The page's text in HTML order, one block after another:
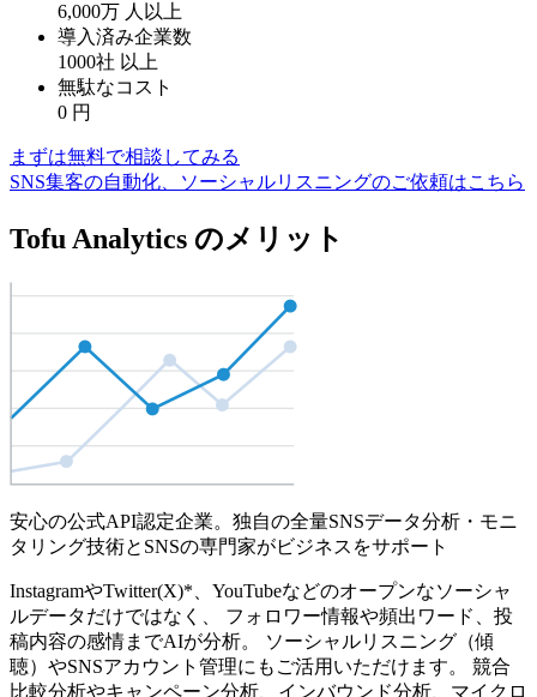
6,000万 人以上
導入済み企業数
1000社 以上
無駄なコスト
0 円
まずは無料で相談してみる
SNS集客の自動化、ソーシャルリスニングのご依頼はこちら
Tofu Analytics のメリット
安心の公式API認定企業。独自の全量SNSデータ分析・モニ
タリング技術とSNSの専門家がビジネスをサポート
InstagramやTwitter(X)*、YouTubeなどのオープンなソーシャ
ルデータだけではなく、 フォロワー情報や頻出ワード、投
稿内容の感情までAIが分析。 ソーシャルリスニング（傾
聴）やSNSアカウント管理にもご活用いただけます。 競合
比較分析やキャンペーン分析、インバウンド分析、マイクロ